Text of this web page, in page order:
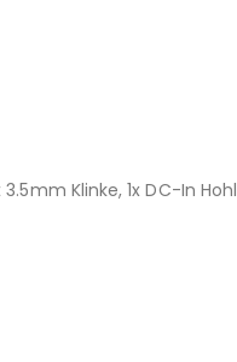
3.5mm Klinke, 1x DC-In